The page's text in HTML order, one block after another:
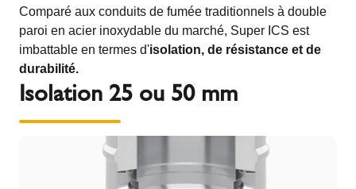
Comparé aux conduits de fumée traditionnels à double
paroi en acier inoxydable du marché, Super ICS est
imbattable en termes d'isolation, de résistance et de
durabilité.
Isolation 25 ou 50 mm